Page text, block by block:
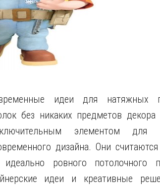
идеи для натяжных
без никаких предметов
элементом для
дизайна. Они
идеально ровного потолочного
идеи и креативные